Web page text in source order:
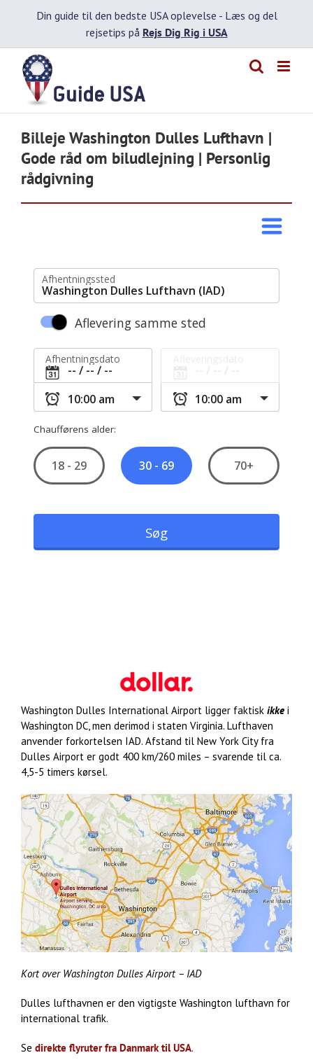
Din guide til den bedste USA oplevelse - Læs og del
rejsetips på Rejs Dig Rig i USA
Billeje Washington Dulles Lufthavn |
Gode råd om biludlejning | Personlig
rådgivning
Washington Dulles International Airport ligger faktisk ikke i
Washington DC, men derimod i staten Virginia. Lufthaven
anvender forkortelsen IAD. Afstand til New York City fra
Dulles Airport er godt 400 km/260 miles – svarende til ca.
4,5-5 timers kørsel.
Kort over Washington Dulles Airport – IAD
Dulles lufthavnen er den vigtigste Washington lufthavn for
international trafik.
Se direkte flyruter fra Danmark til USA.